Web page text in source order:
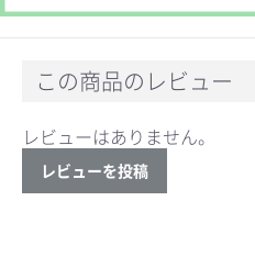
この商品のレビュー
レビューはありません。
レビューを投稿